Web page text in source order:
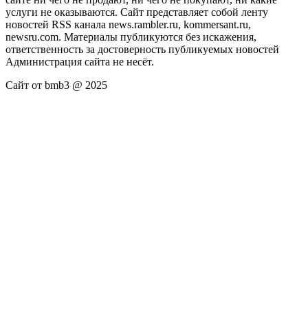
услуги не оказываются. Сайт представляет собой ленту
новостей RSS канала news.rambler.ru, kommersant.ru,
newsru.com. Материалы публикуются без искажения,
ответственность за достоверность публикуемых новостей
Администрация сайта не несёт.
Сайт от bmb3 @ 2025